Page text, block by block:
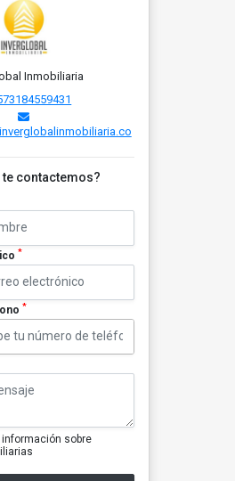
Inmobiliaria
contactemos?
*
*
sobre